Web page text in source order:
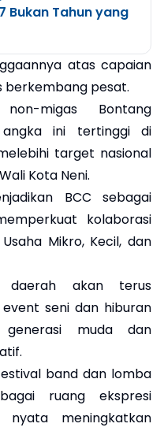
Bukan Tahun yang
atas capaian
berkembang pesat.
migas Bontang
ini tertinggi di
target nasional
Kota Neni.
BCC sebagai
kolaborasi
Mikro, Kecil, dan
daerah akan terus
seni dan hiburan
muda dan
band dan lomba
ruang ekspresi
meningkatkan